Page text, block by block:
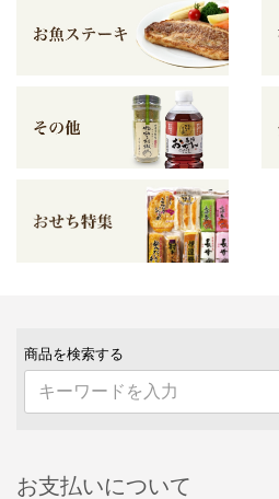
商品を検索する
お支払いについて